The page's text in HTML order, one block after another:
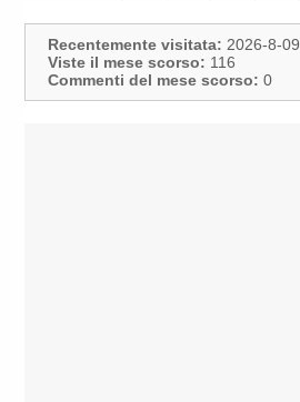
Recentemente visitata: 2026-8-09
Viste il mese scorso: 116
Commenti del mese scorso: 0